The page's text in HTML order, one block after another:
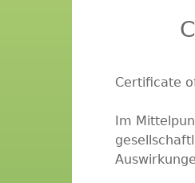
Certificate
Im